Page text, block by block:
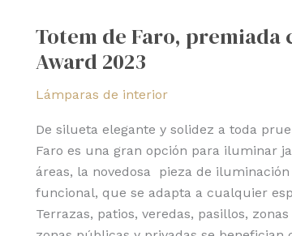
Totem de Faro, premiada
Award 2023
Lámparas de interior
De silueta elegante y solidez a toda
Faro es una gran opción para iluminar
áreas, la novedosa pieza de iluminación
funcional, que se adapta a cualquier
Terrazas, patios, veredas, pasillos,
Faro,
premiada
el
RedDot
2023